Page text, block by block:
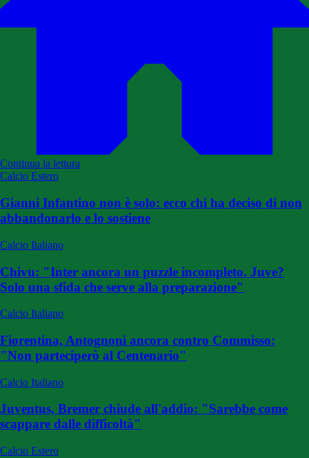
Continua la lettura
Calcio Estero
Gianni Infantino non è solo: ecco chi ha deciso di non
abbandonarlo e lo sostiene
Calcio Italiano
Chivu: "Inter ancora un puzzle incompleto. Juve?
Solo una sfida che serve alla preparazione"
Calcio Italiano
Fiorentina, Antognoni ancora contro Commisso:
"Non parteciperò al Centenario"
Calcio Italiano
Juventus, Bremer chiude all'addio: "Sarebbe come
scappare dalle difficoltà"
Calcio Estero